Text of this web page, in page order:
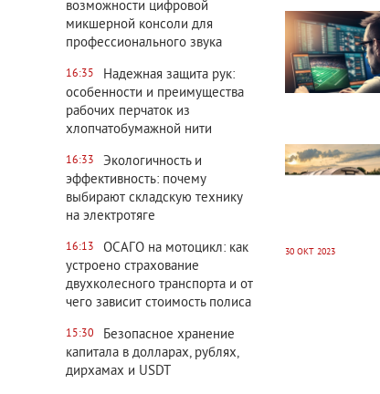
возможности цифровой
микшерной консоли для
профессионального звука
16:35
Надежная защита рук:
особенности и преимущества
рабочих перчаток из
хлопчатобумажной нити
16:33
Экологичность и
эффективность: почему
выбирают складскую технику
на электротяге
16:13
ОСАГО на мотоцикл: как
устроено страхование
двухколесного транспорта и от
чего зависит стоимость полиса
15:30
Безопасное хранение
капитала в долларах, рублях,
дирхамах и USDT
30 ОКТ 2023